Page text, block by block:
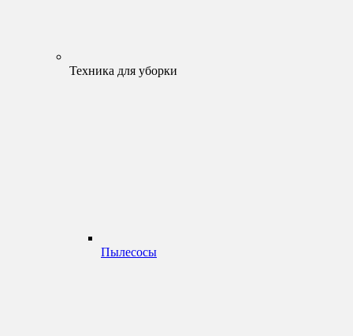
Техника для уборки
Пылесосы